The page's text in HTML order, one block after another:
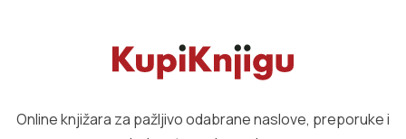
Online knjižara za pažljivo odabrane naslove, preporuke i